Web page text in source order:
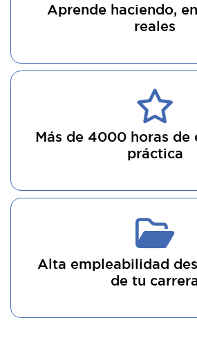
Aprende haciendo,
reales
Más de 4000 horas de
práctica
Alta empleabilidad
de tu